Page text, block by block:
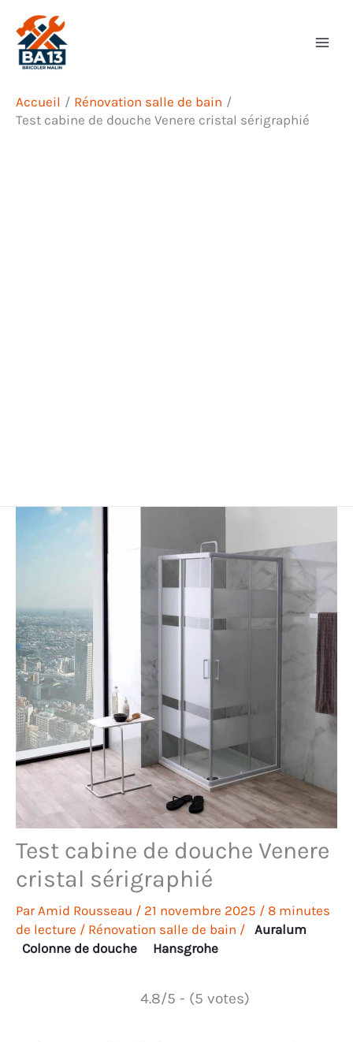
contenu
Accueil
Rénovation salle de bain
Test cabine de douche Venere cristal sérigraphié
Test cabine de douche Venere
cristal sérigraphié
ParAmid Rousseau / 21 novembre 2025 / 8 minutes
de lecture / Rénovation salle de bain / Auralum
Colonne de douche
Hansgrohe
4.8/5 - (5 votes)
Rechercher